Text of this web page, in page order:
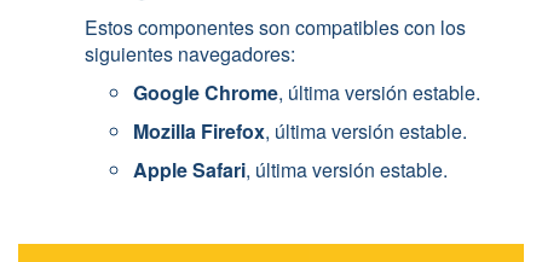
Estos componentes son compatibles con los
siguientes navegadores:
Google Chrome, última versión estable.
Mozilla Firefox, última versión estable.
Apple Safari, última versión estable.